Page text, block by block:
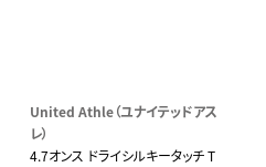
United Athle（ユナイテッドアス
レ）
4.7オンス ドライシルキータッチ T